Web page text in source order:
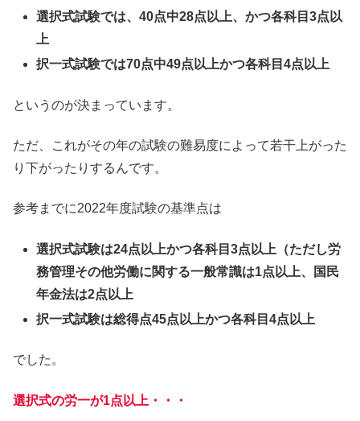
選択式試験では、40点中28点以上、かつ各科目3点以
上
択一式試験では70点中49点以上かつ各科目4点以上
というのが決まっています。
ただ、これがその年の試験の難易度によって若干上がった
り下がったりするんです。
参考までに2022年度試験の基準点は
選択式試験は24点以上かつ各科目3点以上（ただし労
務管理その他労働に関する一般常識は1点以上、国民
年金法は2点以上
択一式試験は総得点45点以上かつ各科目4点以上
でした。
選択式の労一が1点以上・・・